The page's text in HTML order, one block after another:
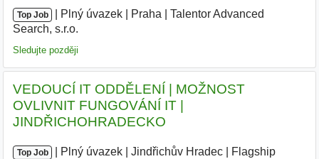
Top Job Plný úvazek Praha
Talentor Advanced
Search, s.r.o.
Sledujte později
VEDOUCÍ IT ODDĚLENÍ | MOŽNOST
OVLIVNIT FUNGOVÁNÍ IT |
JINDŘICHOHRADECKO
Top Job Plný úvazek Jindřichův Hradec
Flagship